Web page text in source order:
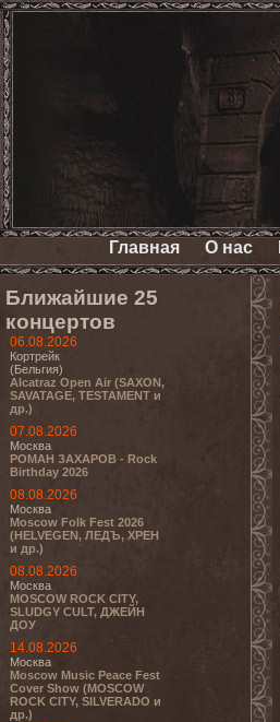
Главная О нас
Ближайшие 25
концертов
06.08.2026
Кортрейк
(Бельгия)
Alcatraz Open Air (SAXON,
SAVATAGE, TESTAMENT и
др.)
07.08.2026
Москва
РОМАН ЗАХАРОВ - Rock
Birthday 2026
08.08.2026
Москва
Moscow Folk Fest 2026
(HELVEGEN, ЛЕДЪ, ХРЕН
и др.)
08.08.2026
Москва
MOSCOW ROCK CITY,
SLUDGY CULT, ДЖЕЙН
ДОУ
14.08.2026
Москва
Moscow Music Peace Fest
Cover Show (MOSCOW
ROCK CITY, SILVERADO и
др.)